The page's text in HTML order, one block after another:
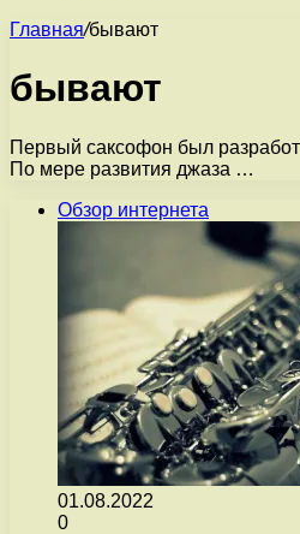
Главная/бывают
бывают
Первый саксофон был
По мере развития джаза …
Обзор интернета
01.08.2022
0